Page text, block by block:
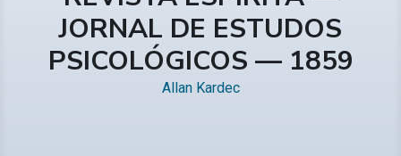
JORNAL DE ESTUDOS
PSICOLÓGICOS — 1859
Allan Kardec